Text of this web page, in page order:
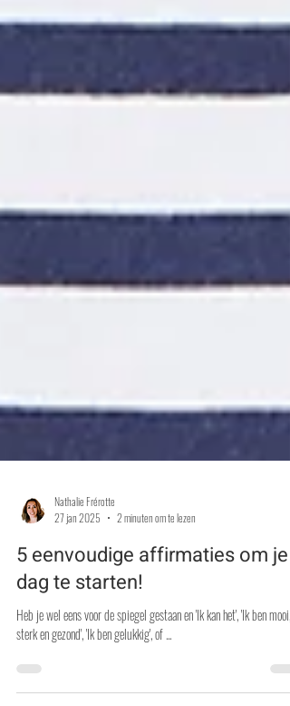
27 jan 2025
2 minuten om te lezen
5 eenvoudige affirmaties om je
dag te starten!
sterk en gezond', 'Ik ben gelukkig', of ...